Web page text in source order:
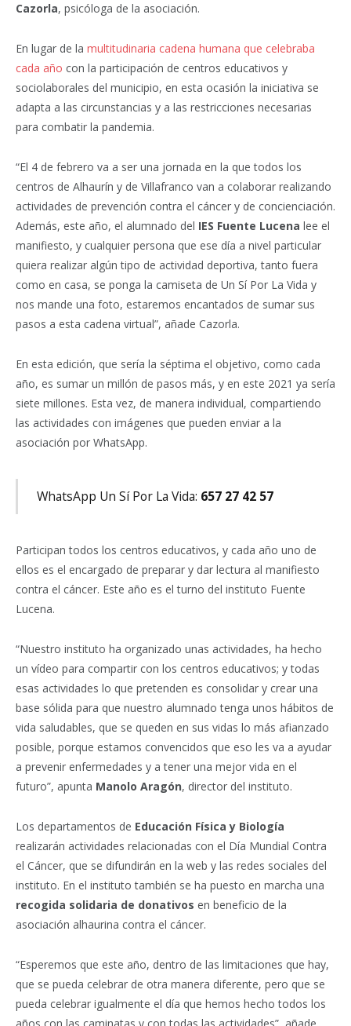
Cazorla, psicóloga de la asociación.
En lugar de la multitudinaria cadena humana que celebraba
cada año con la participación de centros educativos y
sociolaborales del municipio, en esta ocasión la iniciativa se
adapta a las circunstancias y a las restricciones necesarias
para combatir la pandemia.
“El 4 de febrero va a ser una jornada en la que todos los
centros de Alhaurín y de Villafranco van a colaborar realizando
actividades de prevención contra el cáncer y de concienciación.
Además, este año, el alumnado del IES Fuente Lucena lee el
manifiesto, y cualquier persona que ese día a nivel particular
quiera realizar algún tipo de actividad deportiva, tanto fuera
como en casa, se ponga la camiseta de Un Sí Por La Vida y
nos mande una foto, estaremos encantados de sumar sus
pasos a esta cadena virtual”, añade Cazorla.
En esta edición, que sería la séptima el objetivo, como cada
año, es sumar un millón de pasos más, y en este 2021 ya sería
siete millones. Esta vez, de manera individual, compartiendo
las actividades con imágenes que pueden enviar a la
asociación por WhatsApp.
WhatsApp Un Sí Por La Vida: 657 27 42 57
Participan todos los centros educativos, y cada año uno de
ellos es el encargado de preparar y dar lectura al manifiesto
contra el cáncer. Este año es el turno del instituto Fuente
Lucena.
“Nuestro instituto ha organizado unas actividades, ha hecho
un vídeo para compartir con los centros educativos; y todas
esas actividades lo que pretenden es consolidar y crear una
base sólida para que nuestro alumnado tenga unos hábitos de
vida saludables, que se queden en sus vidas lo más afianzado
posible, porque estamos convencidos que eso les va a ayudar
a prevenir enfermedades y a tener una mejor vida en el
futuro”, apunta Manolo Aragón, director del instituto.
Los departamentos de Educación Física y Biología
realizarán actividades relacionadas con el Día Mundial Contra
el Cáncer, que se difundirán en la web y las redes sociales del
instituto. En el instituto también se ha puesto en marcha una
recogida solidaria de donativos en beneficio de la
asociación alhaurina contra el cáncer.
“Esperemos que este año, dentro de las limitaciones que hay,
que se pueda celebrar de otra manera diferente, pero que se
pueda celebrar igualmente el día que hemos hecho todos los